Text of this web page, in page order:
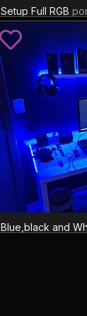
Setup Full RGB
XP: 6
Blue,black and